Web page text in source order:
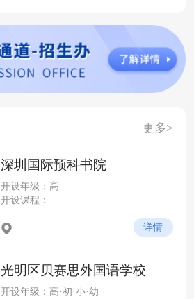
更多>
深圳国际预科书院
开设年级：高
开设课程：
详情
光明区贝赛思外国语学校
开设年级：高·初·小·幼